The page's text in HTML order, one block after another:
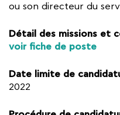
ou son directeur du
Détail des missions et
voir fiche de poste
Date limite de
2022